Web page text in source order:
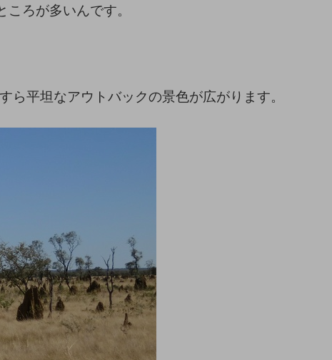
ろが多いんです。
ら平坦なアウトバックの景色が広がります。